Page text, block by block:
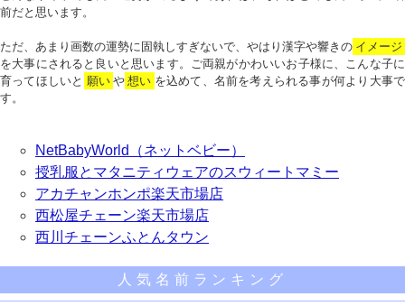
前だと思います。
ただ、あまり画数の運勢に固執しすぎないで、やはり漢字や響きの イメージ
を大事にされると良いと思います。ご両親がかわいいお子様に、こんな子に
育ってほしいと 願い や 想い を込めて、名前を考えられる事が何より大事で
す。
NetBabyWorld（ネットベビー）
授乳服とマタニティウェアのスウィートマミー
アカチャンホンポ楽天市場店
西松屋チェーン楽天市場店
西川チェーンふとんタウン
人気名前ランキング